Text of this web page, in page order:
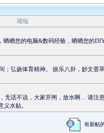
论坛
晒晒您的电脑&数码经验，晒晒您的
；弘扬体育精神。 娱乐八卦，妙文荟
无话不说，大家开闸，放水啊… 请注
义水贴。
有新